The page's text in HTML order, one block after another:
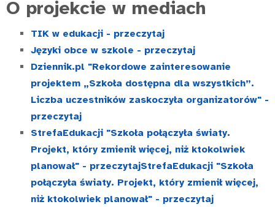
O projekcie w mediach
TIK w edukacji - przeczytaj
Języki obce w szkole - przeczytaj
Dziennik.pl "Rekordowe zainteresowanie
projektem „Szkoła dostępna dla wszystkich”.
Liczba uczestników zaskoczyła organizatorów" -
przeczytaj
StrefaEdukacji "Szkoła połączyła światy.
Projekt, który zmienił więcej, niż ktokolwiek
planował" - przeczytajStrefaEdukacji "Szkoła
połączyła światy. Projekt, który zmienił więcej,
niż ktokolwiek planował" - przeczytaj